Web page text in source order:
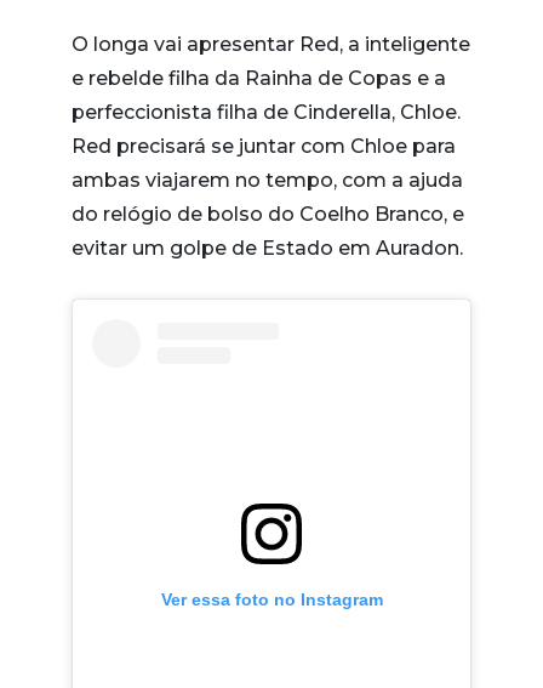
O longa vai apresentar Red, a inteligente
e rebelde filha da Rainha de Copas e a
perfeccionista filha de Cinderella, Chloe.
Red precisará se juntar com Chloe para
ambas viajarem no tempo, com a ajuda
do relógio de bolso do Coelho Branco, e
evitar um golpe de Estado em Auradon.
Ver essa foto no Instagram